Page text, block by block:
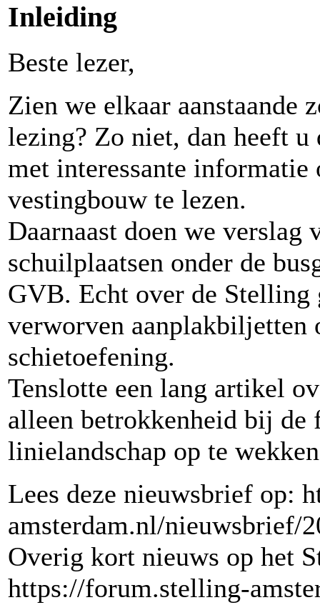
Inleiding
Beste lezer,
Zien we elkaar aanstaande
lezing? Zo niet, dan heeft
met interessante
vestingbouw te lezen.
Daarnaast doen we verslag
schuilplaatsen onder de
GVB. Echt over de Stelling
verworven aanplakbiljetten
schietoefening.
Tenslotte een lang artikel
alleen betrokkenheid bij de
linielandschap op te
Lees deze nieuwsbrief op:
amsterdam.nl/nieuwsbrief/
Overig kort nieuws op het
https://forum.stelling-